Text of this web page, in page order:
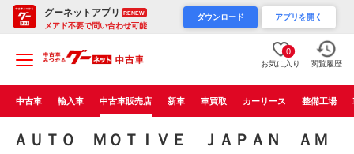
グーネットアプリ RENEW
メアド不要で問い合わせ可能
ダウンロード アプリを開く
0
お気に入り 閲覧履歴
中古車 輸入車 中古車販売店 新車 車買取 カーリース 整備工場
ＡＵＴＯ ＭＯＴＩＶＥ ＪＡＰＡＮ ＡＭ